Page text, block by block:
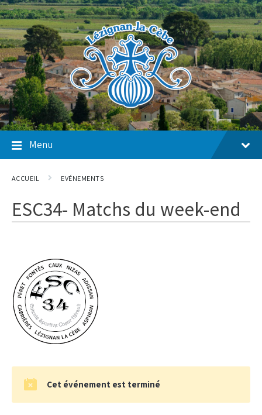
Skip
to
content
Skip
to
main
navigation
Skip
to
footer
Menu
ACCUEIL EVÉNEMENTS
ESC34- Matchs du week-end
Cet événement est terminé